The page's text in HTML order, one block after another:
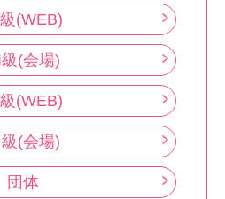
(WEB)
(会場)
(WEB)
(会場)
団体